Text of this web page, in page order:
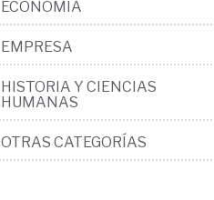
ECONOMÍA
EMPRESA
HISTORIA Y CIENCIAS
HUMANAS
OTRAS CATEGORÍAS